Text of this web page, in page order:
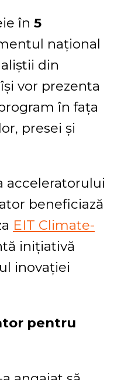
în 5
național
din
vor prezenta
în fața
presei și
acceleratorului
beneficiază
EIT Climate-
inițiativă
inovației
pentru